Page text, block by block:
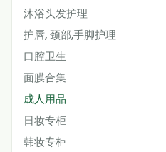
沐浴头发护理
护唇, 颈部,手脚护理
口腔卫生
面膜合集
成人用品
日妆专柜
韩妆专柜